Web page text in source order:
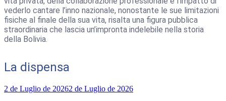
vederlo cantare l’inno nazionale, nonostante le sue limitazioni
fisiche al finale della sua vita, risalta una figura pubblica
straordinaria che lascia un’impronta indelebile nella storia
della Bolivia.
La dispensa
2 de Luglio de 20262 de Luglio de 2026